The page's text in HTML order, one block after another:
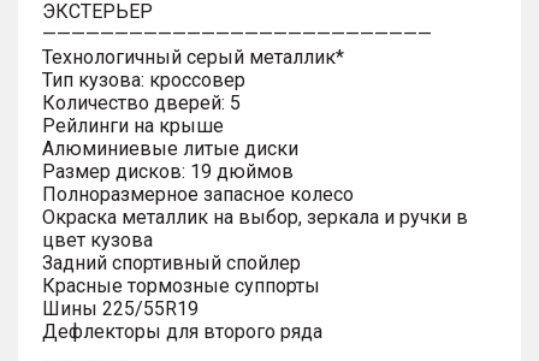
ЭКСТЕРЬЕР
———————————————————————————
Технологичный серый металлик*
Тип кузова: кроссовер
Количество дверей: 5
Рейлинги на крыше
Алюминиевые литые диски
Размер дисков: 19 дюймов
Полноразмерное запасное колесо
Окраска металлик на выбор, зеркала и ручки в
цвет кузова
Задний спортивный спойлер
Красные тормозные суппорты
Шины 225/55R19
Дефлекторы для второго ряда